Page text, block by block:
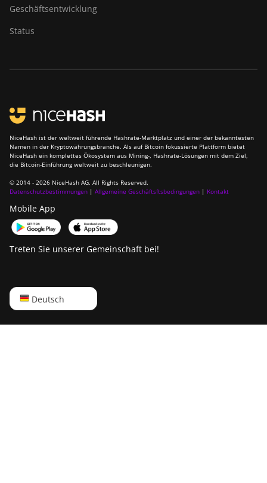
Geschäftsentwicklung
Status
NiceHash ist der weltweit führende Hashrate-Marktplatz und einer der bekanntesten
Namen in der Kryptowährungsbranche. Als auf Bitcoin fokussierte Plattform bietet
NiceHash ein komplettes Ökosystem aus Mining-, Hashrate-Lösungen mit dem Ziel,
die Bitcoin-Einführung weltweit zu beschleunigen.
© 2014 - 2026 NiceHash AG. All Rights Reserved.
Datenschutzbestimmungen | Allgemeine Geschäftsftsbedingungen | Kontakt
Mobile App
Treten Sie unserer Gemeinschaft bei!
Deutsch
English